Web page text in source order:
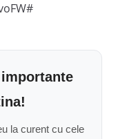
la curent cu cele